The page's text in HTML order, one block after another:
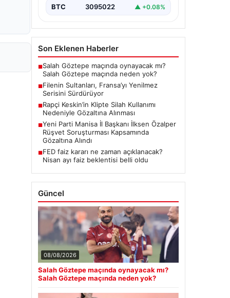
BTC 3095022 ▲ +0.08%
Son Eklenen Haberler
■Salah Göztepe maçında oynayacak mı?
Salah Göztepe maçında neden yok?
■Filenin Sultanları, Fransa’yı Yenilmez
Serisini Sürdürüyor
■Rapçi Keskin’in Klipte Silah Kullanımı
Nedeniyle Gözaltına Alınması
■Yeni Parti Manisa İl Başkanı İlksen Özalper
Rüşvet Soruşturması Kapsamında
Gözaltına Alındı
■FED faiz kararı ne zaman açıklanacak?
Nisan ayı faiz beklentisi belli oldu
Güncel
08/08/2026
Salah Göztepe maçında oynayacak mı?
Salah Göztepe maçında neden yok?